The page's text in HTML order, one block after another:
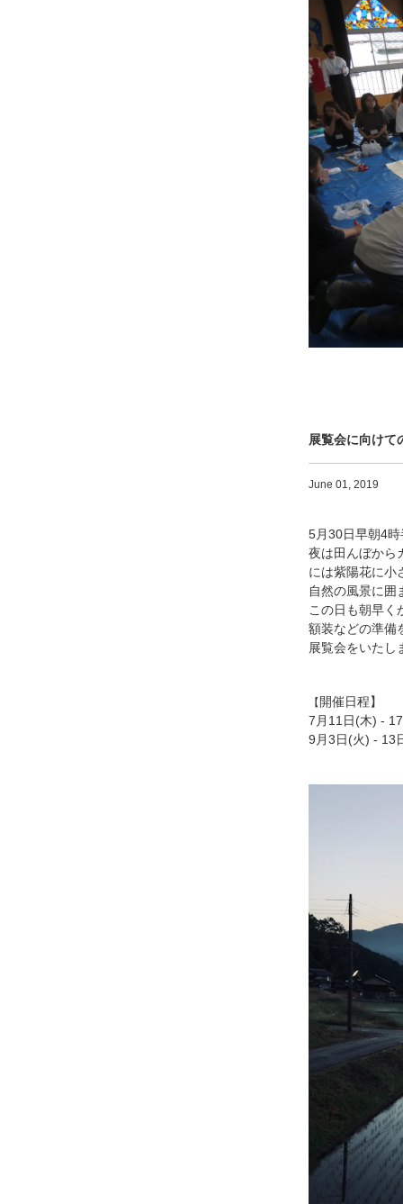
展覧会に向けて
June 01, 2019
5月30日早朝4
夜は田んぼから
には紫陽花に小
自然の風景に囲
この日も朝早く
額装などの準備
展覧会をいたし
【 開催日程】
7月11日(木) -
9月3日(火) - 13